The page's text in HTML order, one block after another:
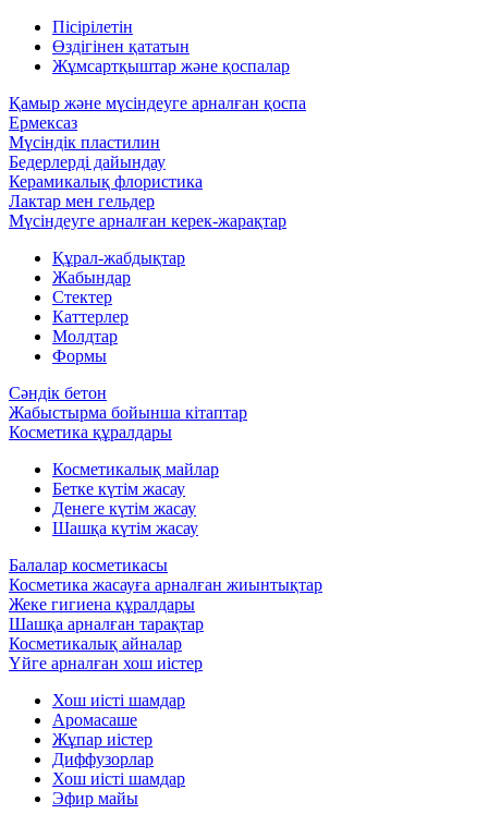
Пісірілетін
Өздігінен қататын
Жұмсартқыштар және қоспалар
Қамыр және мүсіндеуге арналған қоспа
Ермексаз
Мүсіндік пластилин
Бедерлерді дайындау
Керамикалық флористика
Лактар мен гельдер
Мүсіндеуге арналған керек-жарақтар
Құрал-жабдықтар
Жабындар
Стектер
Каттерлер
Молдтар
Формы
Сәндік бетон
Жабыстырма бойынша кітаптар
Косметика құралдары
Косметикалық майлар
Бетке күтім жасау
Денеге күтім жасау
Шашқа күтім жасау
Балалар косметикасы
Косметика жасауға арналған жиынтықтар
Жеке гигиена құралдары
Шашқа арналған тарақтар
Косметикалық айналар
Үйге арналған хош иістер
Хош иісті шамдар
Аромасаше
Жұпар иістер
Диффузорлар
Хош иісті шамдар
Эфир майы